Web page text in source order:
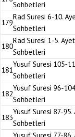
Sohbetleri
179
Rad Suresi 6-10.
Sohbetleri
180
Rad Suresi 1-5.
Sohbetleri
181
Yusuf Suresi 105-
Sohbetleri
182
Yusuf Suresi 96-
Sohbetleri
183
Yusuf Suresi 87-95.
Sohbetleri